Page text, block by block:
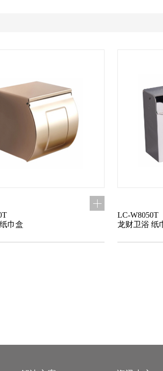
巾盒
LC-W8050T
龙财卫浴 纸